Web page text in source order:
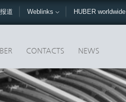
道 Weblinks HUBER worldwide
CONTACTS NEWS